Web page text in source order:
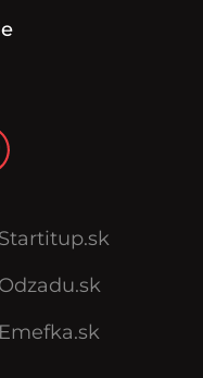
Startitup.sk
Odzadu.sk
Emefka.sk